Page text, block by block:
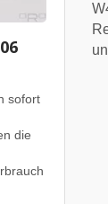
sofort
die